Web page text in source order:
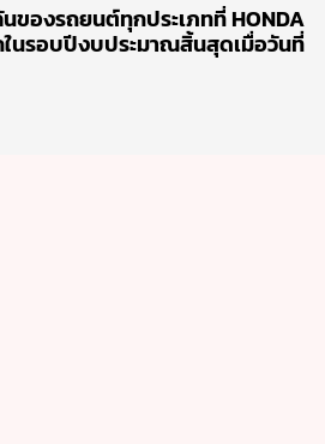
ของรถยนต์ทุกประเภทที่ HONDA
ในรอบปีงบประมาณสิ้นสุดเมื่อวันที่